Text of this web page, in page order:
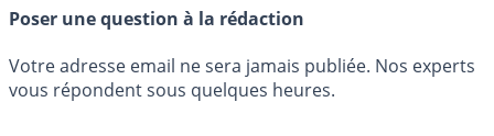
Poser une question à la rédaction
Votre adresse email ne sera jamais publiée. Nos experts
vous répondent sous quelques heures.